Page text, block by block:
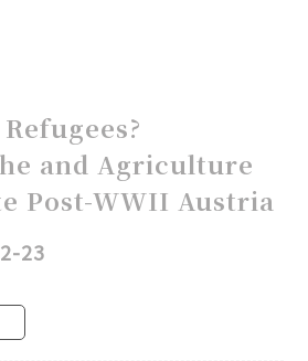
and Agriculture
Post-WWII Austria
23